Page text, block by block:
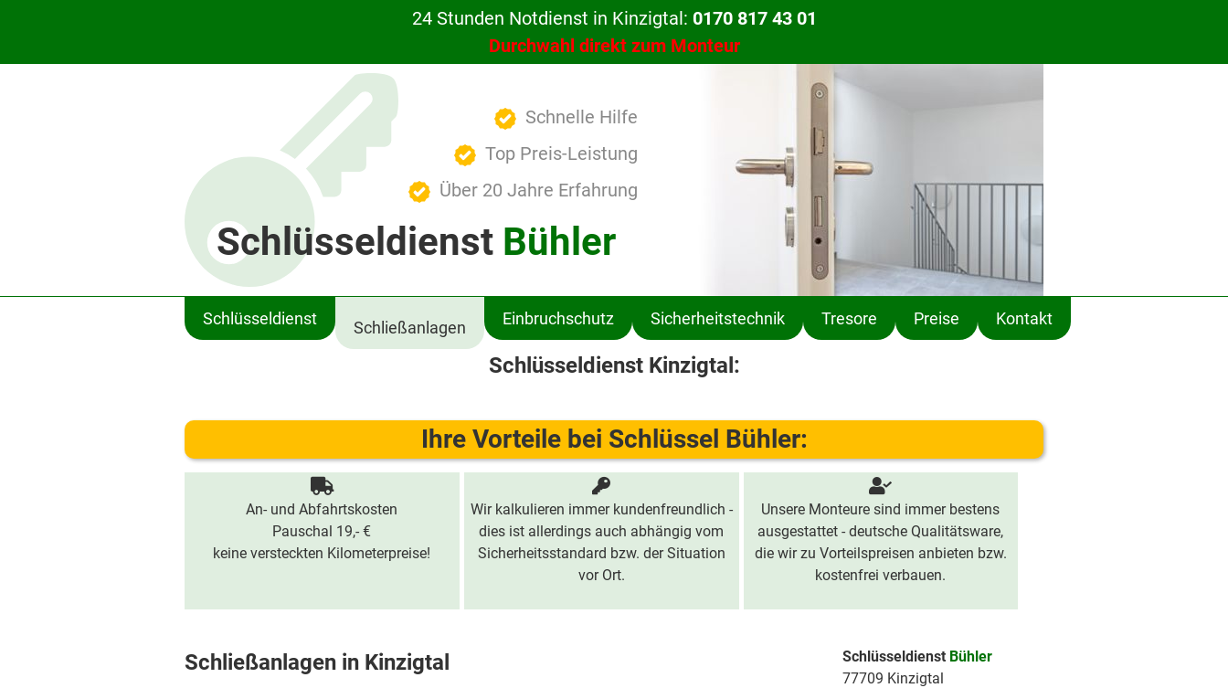
24 Stunden Notdienst in Kinzigtal: 0170 817 43 01
Durchwahl direkt zum Monteur
Schnelle Hilfe
Top Preis-Leistung
Über 20 Jahre Erfahrung
Schlüsseldienst Bühler
Schlüsseldienst Schließanlagen Einbruchschutz Sicherheitstechnik Tresore Preise Kontakt
Schlüsseldienst Kinzigtal:
Ihre Vorteile bei Schlüssel Bühler:
An- und Abfahrtskosten
Pauschal 19,- €
keine versteckten Kilometerpreise!
Wir kalkulieren immer kundenfreundlich -
dies ist allerdings auch abhängig vom
Sicherheitsstandard bzw. der Situation
vor Ort.
Unsere Monteure sind immer bestens
ausgestattet - deutsche Qualitätsware,
die wir zu Vorteilspreisen anbieten bzw.
kostenfrei verbauen.
Schließanlagen in Kinzigtal Schlüsseldienst Bühler
77709 Kinzigtal